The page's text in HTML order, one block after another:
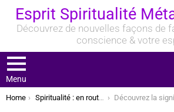
Esprit Spiritualité
Découvrez de nouvelles façons de
conscience & votre
Menu
You are here:
Home Spiritualité : en route vers la conscience spirituelle Découvrez la signification spirituelle des abeilles et ce qu’elles veulent nous dire!